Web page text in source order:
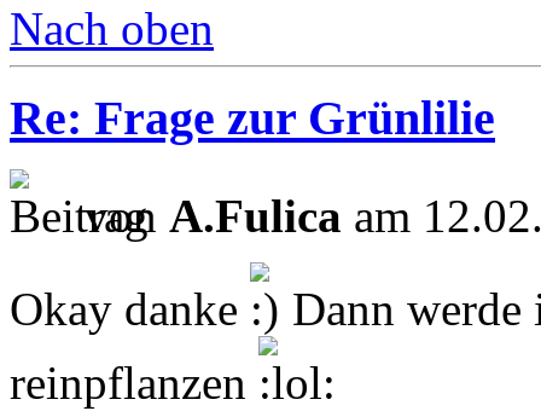
Nach oben
Re: Frage zur Grünlilie
von A.Fulica am
Okay danke
Dann werde
reinpflanzen